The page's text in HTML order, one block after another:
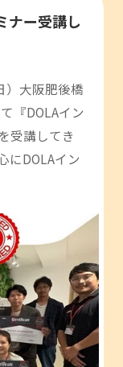
ナー受講し
）大阪肥後橋
『DOLAイン
受講してき
にDOLAイン